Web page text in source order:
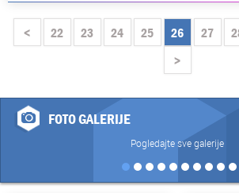
< 22 23 24 25 26 27
>
FOTO GALERIJE
Pogledajte sve galerije